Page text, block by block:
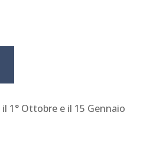
1° Ottobre e il 15 Gennaio